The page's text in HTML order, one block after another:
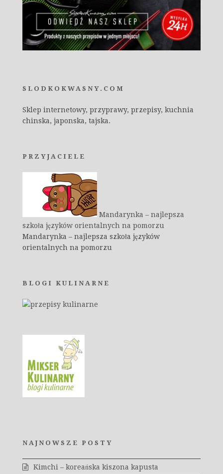
SLODKOKWASNY.COM
Sklep internetowy, przyprawy, przepisy, kuchnia
chinska, japonska, tajska.
PRZYJACIELE
Mandarynka – najlepsza
szkoła języków orientalnych na pomorzu
Mandarynka – najlepsza szkoła języków
orientalnych na pomorzu
BLOGI KULINARNE
NAJNOWSZE POSTY
Kimchi – koreańska kiszona kapusta